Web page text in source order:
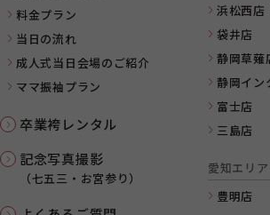
料金プラン
当日の流れ
成人式当日会場のご紹介
ママ振袖プラン
卒業袴レンタル
記念写真撮影
（七五三・お宮参り）
浜松西店
袋井店
静岡草薙
静岡イン
富士店
三島店
愛知エリア
豊明店